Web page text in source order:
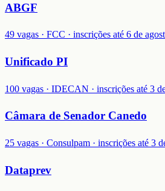
ABGF
49 vagas · FCC · inscrições até 6 de
Unificado PI
100 vagas · IDECAN · inscrições até 3
Câmara de Senador Canedo
25 vagas · Consulpam · inscrições até 3
Dataprev